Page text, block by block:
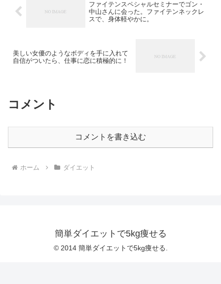
ファイテンスペシャルセミナーでゴン・
中山さんに会った。ファイテンネックレ
スで、身体軽やかに。
美しい女優のようなボディを手に入れて
自信がついたら、仕事に恋に積極的に！
コメント
コメントを書き込む
ホーム ダイエット
簡単ダイエットで5kg痩せる
© 2014 簡単ダイエットで5kg痩せる.